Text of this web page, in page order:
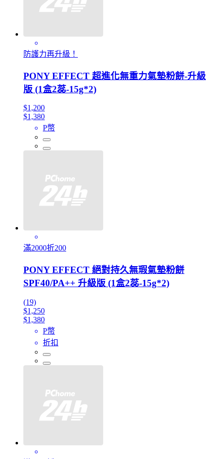
防護力再升級！
PONY EFFECT 超進化無重力氣墊粉餅-升級
版 (1盒2蕊-15g*2)
$1,200
$1,380
P幣
滿2000折200
PONY EFFECT 絕對持久無瑕氣墊粉餅
SPF40/PA++ 升級版 (1盒2蕊-15g*2)
(19)
$1,250
$1,380
P幣
折扣